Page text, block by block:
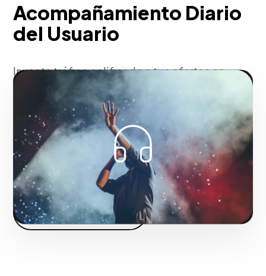
Acompañamiento Diario
del Usuario
Inyecta tráfico calificado a tus ofertas en
cuestión de horas, saltándote la larga
espera del crecimiento orgánico.
Fase 2:Diseño de la estructura de campaña y
creatividades.
Iniciar proyecto